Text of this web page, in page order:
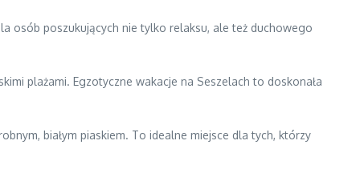
osób poszukujących nie tylko relaksu, ale też duchowego
plażami. Egzotyczne wakacje na Seszelach to doskonała
białym piaskiem. To idealne miejsce dla tych, którzy